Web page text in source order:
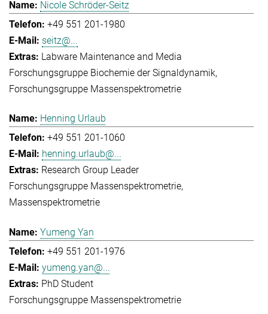
Nicole Schröder-Seitz
+49 551 201-1980
seitz@...
Labware Maintenance and Media
Forschungsgruppe Biochemie der Signaldynamik
Forschungsgruppe Massenspektrometrie
Henning Urlaub
+49 551 201-1060
henning.urlaub@...
Research Group Leader
Forschungsgruppe Massenspektrometrie
Massenspektrometrie
Yumeng Yan
+49 551 201-1976
yumeng.yan@...
PhD Student
Forschungsgruppe Massenspektrometrie